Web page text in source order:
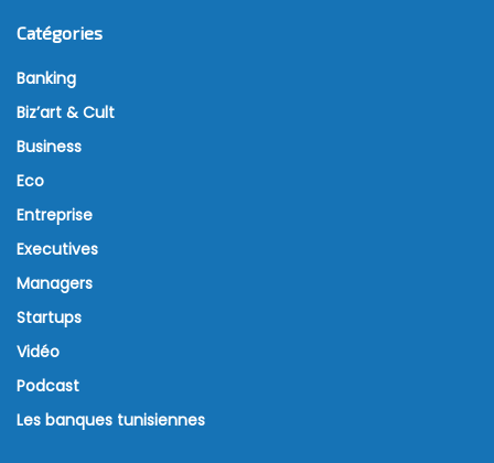
Catégories
Banking
Biz’art & Cult
Business
Eco
Entreprise
Executives
Managers
Startups
Vidéo
Podcast
Les banques tunisiennes